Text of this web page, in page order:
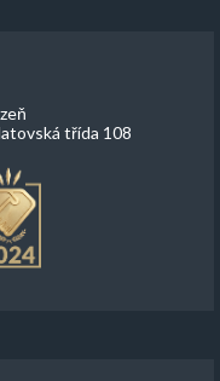
třída 108